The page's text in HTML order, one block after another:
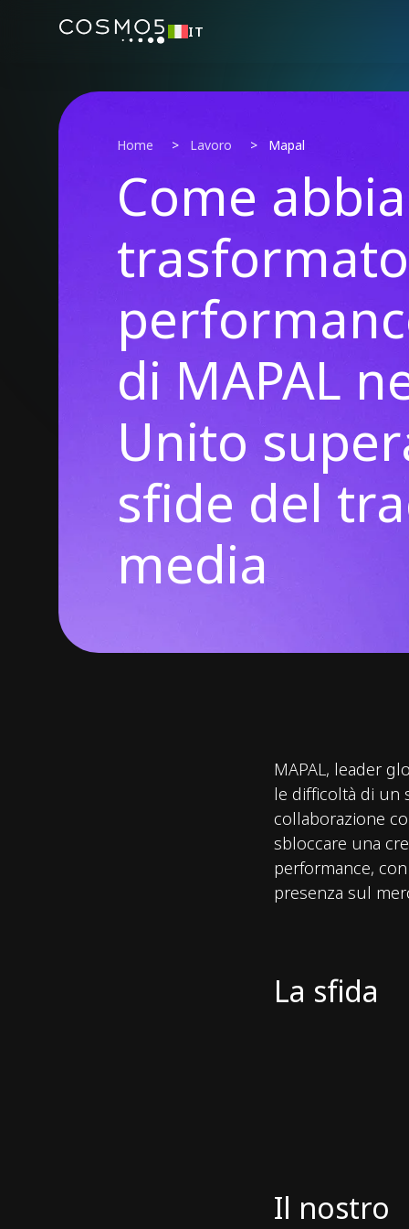
IT
Home > Lavoro > Mapal
Come
di MAPAL
Unito
sfide del
media
MAPAL, leader
le difficoltà di un
collaborazione
sbloccare una
performance,
presenza sul
La sfida
Il nostro